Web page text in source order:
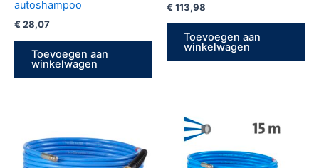
autoshampoo
€ 28,07
Toevoegen aan
winkelwagen
€ 113,98
Toevoegen aan
winkelwagen